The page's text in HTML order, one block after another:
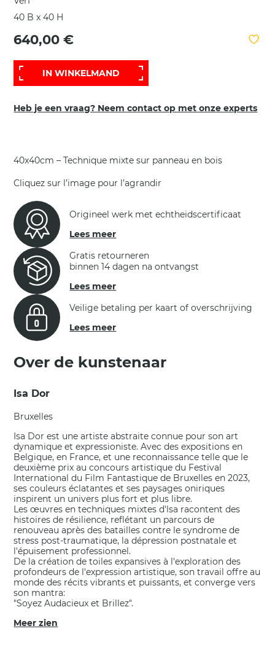
40 B x 40 H
640,00 €
IN WINKELMAND
Heb je een vraag? Neem contact op met onze experts
40x40cm – Technique mixte sur panneau en bois
Cliquez sur l’image pour l’agrandir
Origineel werk met echtheidscertificaat
Lees meer
Gratis retourneren
binnen 14 dagen na ontvangst
Lees meer
Veilige betaling per kaart of overschrijving
Lees meer
Over de kunstenaar
Isa Dor
Bruxelles
Isa Dor est une artiste abstraite connue pour son art
dynamique et expressioniste. Avec des expositions en
Belgique, en France, et une reconnaissance telle que le
deuxième prix au concours artistique du Festival
International du Film Fantastique de Bruxelles en 2023,
ses couleurs éclatantes et ses paysages oniriques
inspirent un univers plus fort et plus libre.
Les œuvres en techniques mixtes d'lsa racontent des
histoires de résilience, reflétant un parcours de
renouveau après des batailles contre le syndrome de
stress post-traumatique, la dépression postnatale et
l'épuisement professionnel.
De la création de toiles expansives à l'exploration des
profondeurs de l'expression artistique, son travail offre au
monde des récits vibrants et puissants, et converge vers
son mantra:
"Soyez Audacieux et Brillez".
Meer zien